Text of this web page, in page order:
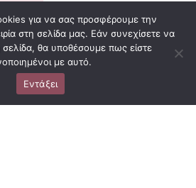
για να σας προσφέρουμε την
στη σελίδα μας. Εάν συνεχίσετε να
σελίδα, θα υποθέσουμε πως είστε
με αυτό.
Εντάξει